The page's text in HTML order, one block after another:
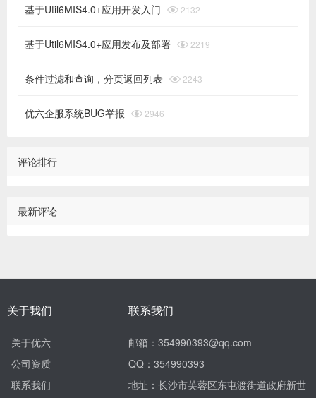
基于Util6MIS4.0+应用开发入门  2132
基于Util6MIS4.0+应用发布及部署  2219
条件过滤和查询，分页返回列表  2243
优六企服系统BUG举报  2946
评论排行
最新评论
关于我们
关于优六
公司资质
联系我们
联系我们
邮箱：354990393@qq.com
QQ：354990393
地址：长沙市芙蓉区东屯渡街道政府新世